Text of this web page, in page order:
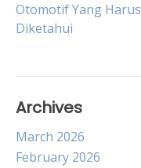
navigation
Otomotif Yang Harus
Diketahui
Archives
March 2026
February 2026